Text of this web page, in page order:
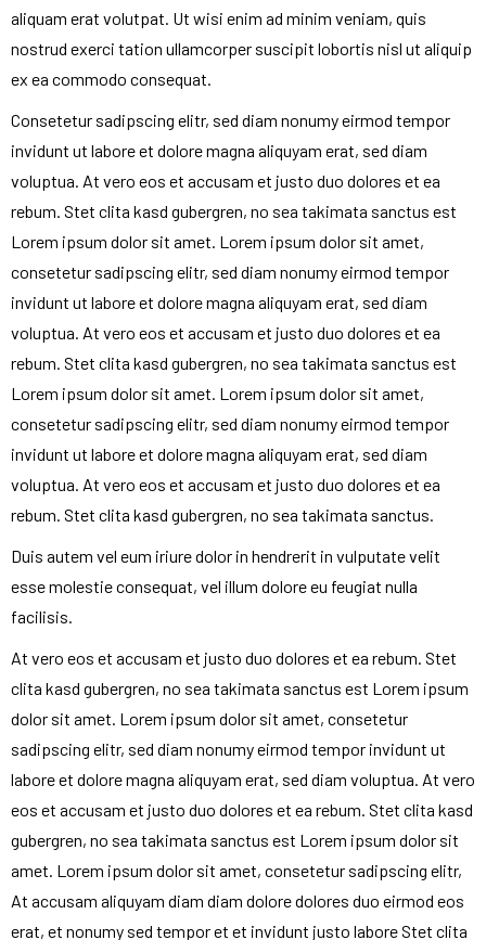
aliquam erat volutpat. Ut wisi enim ad minim veniam, quis
nostrud exerci tation ullamcorper suscipit lobortis nisl ut aliquip
ex ea commodo consequat.
Consetetur sadipscing elitr, sed diam nonumy eirmod tempor
invidunt ut labore et dolore magna aliquyam erat, sed diam
voluptua. At vero eos et accusam et justo duo dolores et ea
rebum. Stet clita kasd gubergren, no sea takimata sanctus est
Lorem ipsum dolor sit amet. Lorem ipsum dolor sit amet,
consetetur sadipscing elitr, sed diam nonumy eirmod tempor
invidunt ut labore et dolore magna aliquyam erat, sed diam
voluptua. At vero eos et accusam et justo duo dolores et ea
rebum. Stet clita kasd gubergren, no sea takimata sanctus est
Lorem ipsum dolor sit amet. Lorem ipsum dolor sit amet,
consetetur sadipscing elitr, sed diam nonumy eirmod tempor
invidunt ut labore et dolore magna aliquyam erat, sed diam
voluptua. At vero eos et accusam et justo duo dolores et ea
rebum. Stet clita kasd gubergren, no sea takimata sanctus.
Duis autem vel eum iriure dolor in hendrerit in vulputate velit
esse molestie consequat, vel illum dolore eu feugiat nulla
facilisis.
At vero eos et accusam et justo duo dolores et ea rebum. Stet
clita kasd gubergren, no sea takimata sanctus est Lorem ipsum
dolor sit amet. Lorem ipsum dolor sit amet, consetetur
sadipscing elitr, sed diam nonumy eirmod tempor invidunt ut
labore et dolore magna aliquyam erat, sed diam voluptua. At vero
eos et accusam et justo duo dolores et ea rebum. Stet clita kasd
gubergren, no sea takimata sanctus est Lorem ipsum dolor sit
amet. Lorem ipsum dolor sit amet, consetetur sadipscing elitr,
At accusam aliquyam diam diam dolore dolores duo eirmod eos
erat, et nonumy sed tempor et et invidunt justo labore Stet clita